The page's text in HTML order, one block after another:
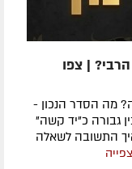
| צפו
מה הסדר הנכון -
גבורה כ"יד קשה"
התשובה לשאלה